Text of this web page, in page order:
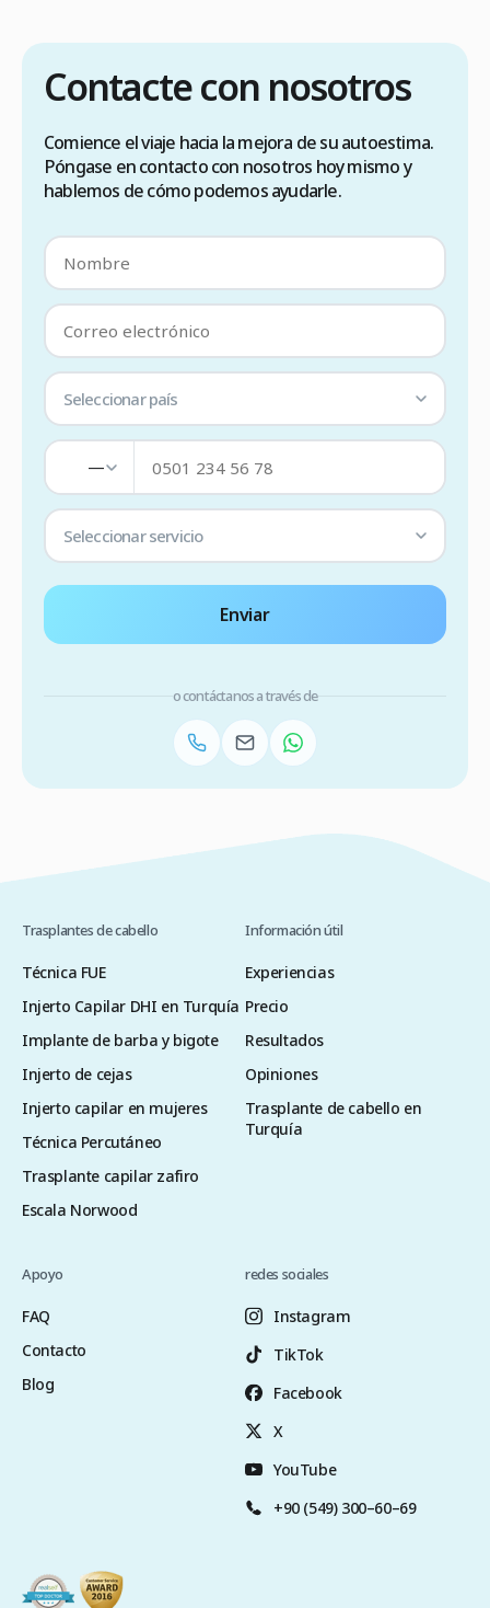
Contacte con nosotros
Comience el viaje hacia la mejora de su autoestima.
Póngase en contacto con nosotros hoy mismo y
hablemos de cómo podemos ayudarle.
Seleccionar país
—
Seleccionar servicio
Enviar
o contáctanos a través de
Trasplantes de cabello
Técnica FUE
Injerto Capilar DHI en Turquía
Implante de barba y bigote
Injerto de cejas
Injerto capilar en mujeres
Técnica Percutáneo
Trasplante capilar zafiro
Escala Norwood
Información útil
Experiencias
Precio
Resultados
Opiniones
Trasplante de cabello en
Turquía
Apoyo
FAQ
Contacto
Blog
redes sociales
Instagram
TikTok
Facebook
X
YouTube
+90 (549) 300–60–69